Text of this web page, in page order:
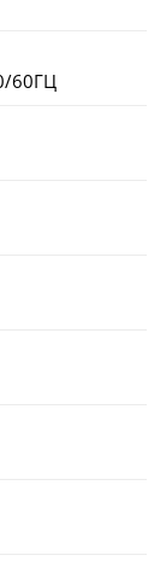
60ГЦ